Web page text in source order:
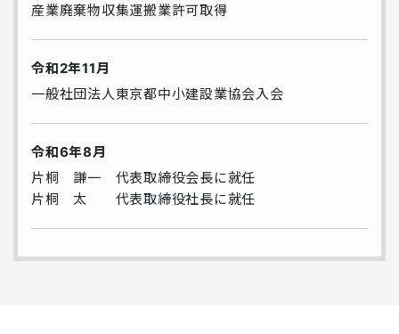
産業廃棄物収集運搬業許可取得
令和2年11月
一般社団法人東京都中小建設業協会入会
令和6年8月
片桐 謙一 代表取締役会長に就任
片桐 太 代表取締役社長に就任